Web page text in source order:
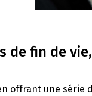
fin de
offrant une